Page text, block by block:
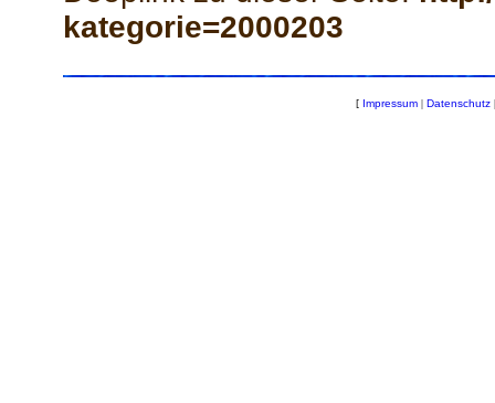
kategorie=2000203
[ Impressum | Datenschutz